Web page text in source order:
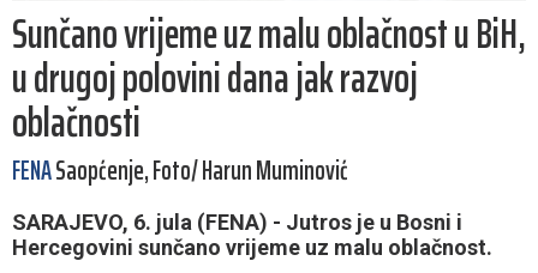
Sunčano vrijeme uz malu oblačnost u BiH,
u drugoj polovini dana jak razvoj
oblačnosti
FENASaopćenje, Foto/ Harun Muminović
SARAJEVO, 6. jula (FENA) - Jutros je u Bosni i
Hercegovini sunčano vrijeme uz malu oblačnost.